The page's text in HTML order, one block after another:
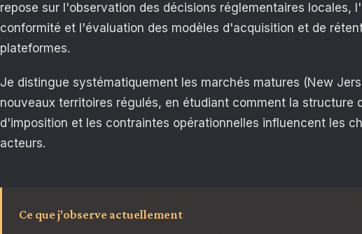
repose sur l'observation des décisions réglementaires locales,
conformité et l'évaluation des modèles d'acquisition et de
plateformes.
Je distingue systématiquement les marchés matures (New
nouveaux territoires régulés, en étudiant comment la structure
d'imposition et les contraintes opérationnelles influencent les
acteurs.
Ce que j'observe actuellement